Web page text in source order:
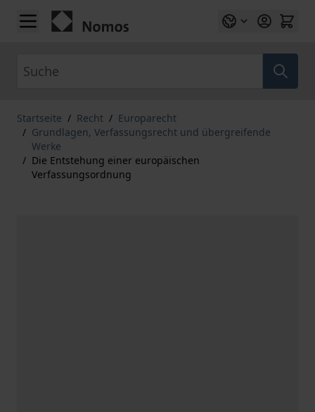
Zum Inhalt springen
Startseite / Recht / Europarecht
/ Grundlagen, Verfassungsrecht und übergreifende
Werke
/ Die Entstehung einer europäischen
Verfassungsordnung